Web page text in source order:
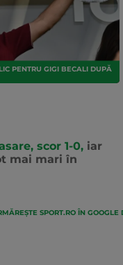
PENTRU GIGI BECALI DUPĂ
scor 1-0, iar
mai mari în
SPORT.RO ÎN GOOGLE